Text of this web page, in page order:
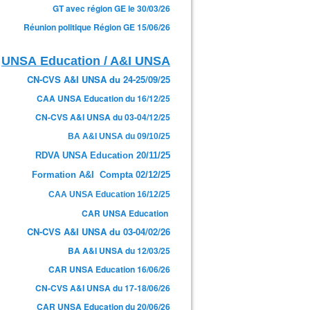
GT avec région GE le 30/03/26
Réunion politique Région GE 15/06/26
UNSA Education / A&I UNSA
CN-CVS A&I UNSA du 24-25/09/25
CAA UNSA Education du 16/12/25
CN-CVS A&I UNSA du 03-04/12/25
BA A&I UNSA du 09/10/25
RDVA UNSA Education 20/11/25
Formation A&I Compta 02/12/25
CAA UNSA Education 16/12/25
CAR UNSA Education
CN-CVS A&I UNSA du 03-04/02/26
BA A&I UNSA du 12/03/25
CAR UNSA Education 16/06/26
CN-CVS A&I UNSA du 17-18/06/26
CAR UNSA Education du 20/06/26